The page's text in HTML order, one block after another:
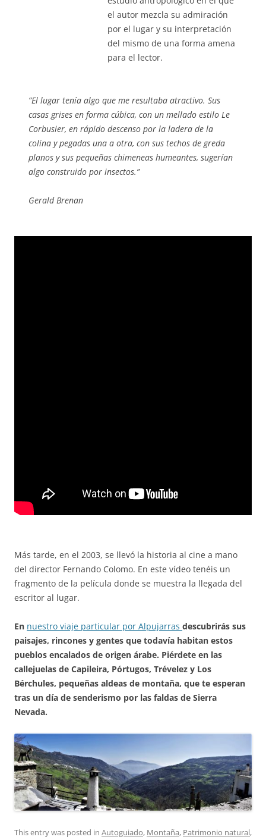
el autor mezcla su admiración
por el lugar y su interpretación
del mismo de una forma amena
para el lector.
”El lugar tenía algo que me resultaba atractivo. Sus
casas grises en forma cúbica, con un mellado estilo Le
Corbusier, en rápido descenso por la ladera de la
colina y pegadas una a otra, con sus techos de greda
planos y sus pequeñas chimeneas humeantes, sugerían
algo construido por insectos.”
Gerald Brenan
Más tarde, en el 2003, se llevó la historia al cine a mano
del director Fernando Colomo. En este vídeo tenéis un
fragmento de la película donde se muestra la llegada del
escritor al lugar.
En nuestro viaje particular por Alpujarras descubrirás sus
paisajes, rincones y gentes que todavía habitan estos
pueblos encalados de origen árabe. Piérdete en las
callejuelas de Capileira, Pórtugos, Trévelez y Los
Bérchules, pequeñas aldeas de montaña, que te esperan
tras un día de senderismo por las faldas de Sierra
Nevada.
This entry was posted in Autoguiado, Montaña, Patrimonio natural,